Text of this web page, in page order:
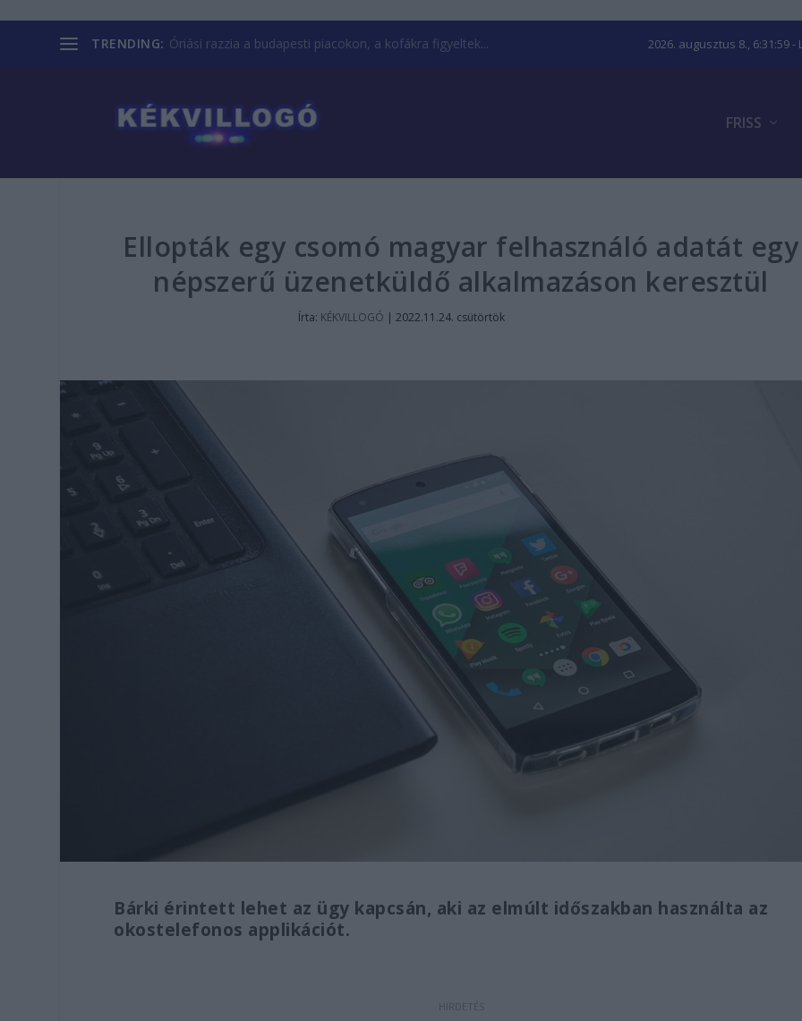
TRENDING: Óriási razzia a budapesti piacokon, a kofákra figyeltek... 2026. augusztus 8., 6:32:00-
FRISS
Ellopták egy csomó magyar felhasználó adatát egy
népszerű üzenetküldő alkalmazáson keresztül
Írta: KÉKVILLOGÓ | 2022.11.24. csütörtök
Bárki érintett lehet az ügy kapcsán, aki az elmúlt időszakban használta az
okostelefonos applikációt.